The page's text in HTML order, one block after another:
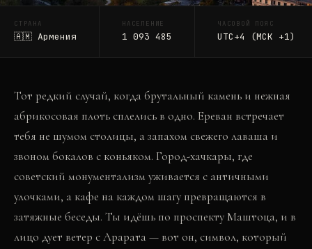
СТРАНА
🇦🇲 Армения
НАСЕЛЕНИЕ
1 093 485
ЧАСОВОЙ ПОЯС
UTC+4 (МСК +1)
Тот редкий случай, когда брутальный камень и нежная
абрикосовая плоть сплелись в одно. Ереван встречает
тебя не шумом столицы, а запахом свежего лаваша и
звоном бокалов с коньяком. Город-хачкары, где
советский монументализм уживается с античными
улочками, а кафе на каждом шагу превращаются в
затяжные беседы. Ты идёшь по проспекту Маштоца, и в
лицо дует ветер с Арарата — вот он, символ, который